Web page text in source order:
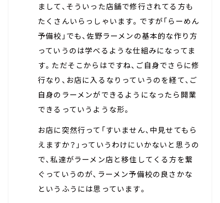
まして、そういった店舗で修行されてる方も
たくさんいらっしゃいます。ですが「らーめん
予備校」でも、佐野ラーメンの基本的な作り方
っていうのは学べるような仕組みになってま
す。ただそこからはですね、ご自身でさらに修
行なり、お店に入るなりっていうのを経て、ご
自身のラーメンができるようになったら開業
できるっていうような形。
お店に突然行って「すいません、中見せてもら
えますか？」っていうわけにいかないと思うの
で、私達がラーメン店と移住してくる方を繋
ぐっていうのが、ラーメン予備校の良さかな
というふうには思っています。